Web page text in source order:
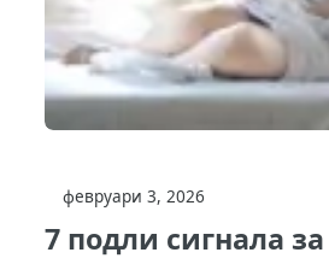
февруари 3, 2026
7 подли сигнала